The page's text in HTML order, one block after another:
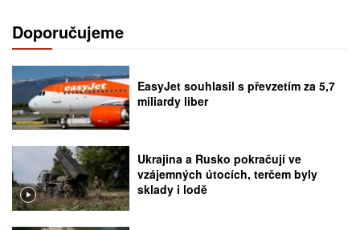
Doporučujeme
EasyJet souhlasil s převzetím za 5,7
miliardy liber
Ukrajina a Rusko pokračují ve
vzájemných útocích, terčem byly
sklady i lodě